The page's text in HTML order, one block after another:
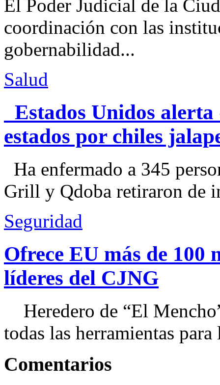
El Poder Judicial de la
coordinación con las
gobernabilidad...
Salud
Estados Unidos alerta
estados por chiles
Ha enfermado a 345
Grill y Qdoba retiraron de
Seguridad
Ofrece EU más de 100
líderes del CJNG
Heredero de “El
todas las herramientas
Comentarios